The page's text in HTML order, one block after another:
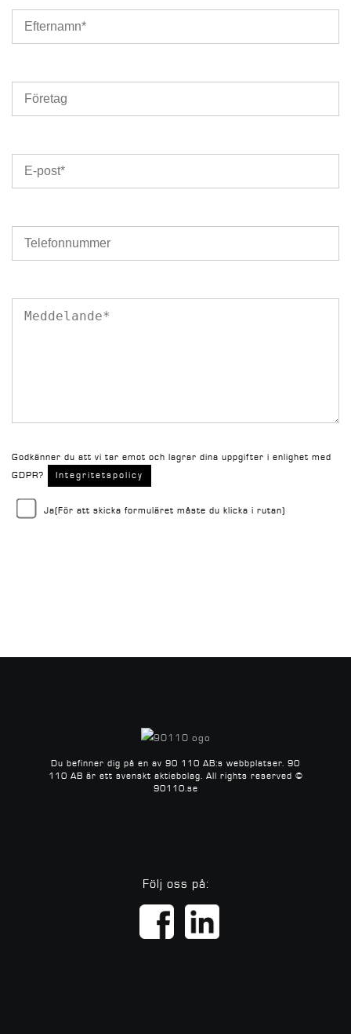
Godkänner du att vi tar emot och lagrar dina uppgifter i enlighet med
GDPR?
Integritetspolicy
Ja(För att skicka formuläret måste du klicka i rutan)
Du befinner dig på en av 90 110 AB:s webbplatser. 90
110 AB är ett svenskt aktiebolag. All rights reserved ©
90110.se
Följ oss på: